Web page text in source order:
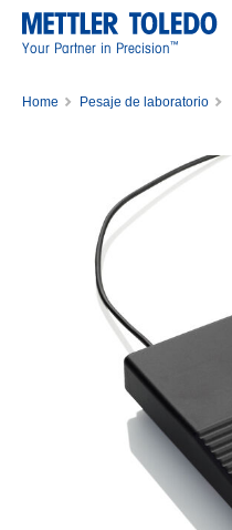
Your Partner in Precision™
Home
Pesaje de laboratorio
Pedal Usb